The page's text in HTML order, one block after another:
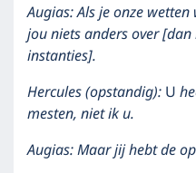
Augias: Als je onze
jou niets anders over
instanties].
Hercules (opstandig):U
mesten, niet ik u.
Augias: Maar jij hebt de